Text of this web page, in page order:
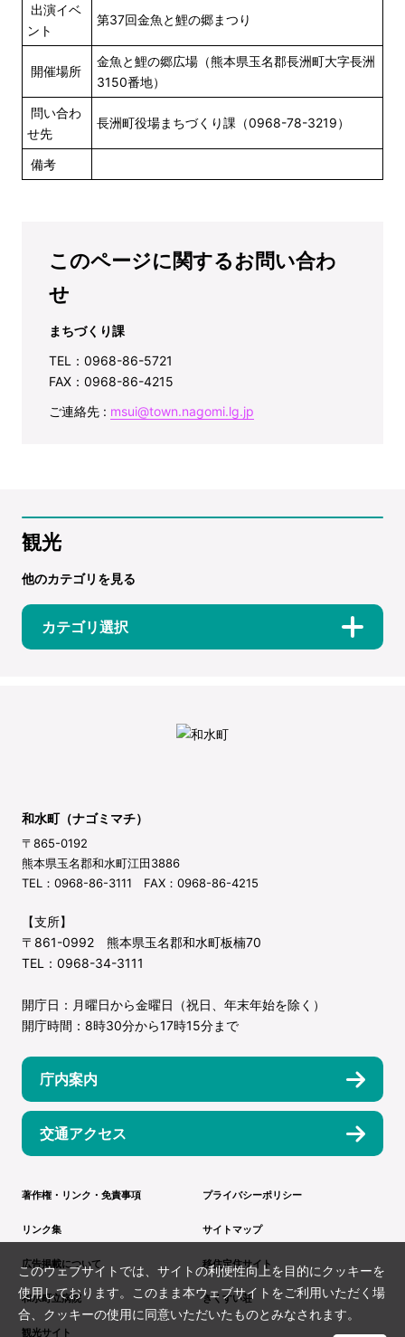
出演イベ
ント
第37回金魚と鯉の郷まつり
開催場所
金魚と鯉の郷広場（熊本県玉名郡長洲町大字長洲
3150番地）
問い合わ
せ先
長洲町役場まちづくり課（0968-78-3219）
備考
このページに関するお問い合わ
せ
まちづくり課
TEL：0968-86-5721
FAX：0968-86-4215
ご連絡先 : msui@town.nagomi.lg.jp
観光
他のカテゴリを見る
カテゴリ選択
和水町（ナゴミマチ）
〒865-0192
熊本県玉名郡和水町江田3886
TEL：0968-86-3111 FAX：0968-86-4215
【支所】
〒861-0992 熊本県玉名郡和水町板楠70
TEL：0968-34-3111
開庁日：月曜日から金曜日（祝日、年末年始を除く）
開庁時間：8時30分から17時15分まで
庁内案内
交通アクセス
著作権・リンク・免責事項 プライバシーポリシー
リンク集 サイトマップ
広告掲載について 移住定住サイト
和水町立病院 きくすい荘
観光サイト
このウェブサイトでは、サイトの利便性向上を目的にクッキーを
使用しております。このまま本ウェブサイトをご利用いただく場
合、クッキーの使用に同意いただいたものとみなされます。